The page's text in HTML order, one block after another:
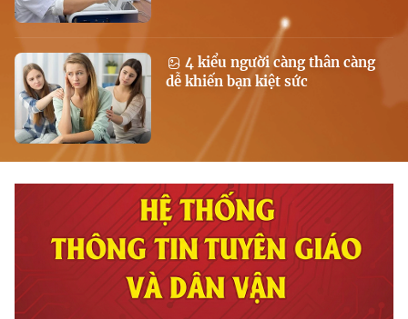
4 kiểu người càng thân càng
dễ khiến bạn kiệt sức